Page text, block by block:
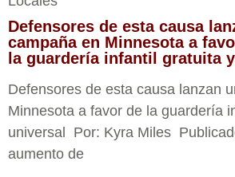
Defensores de esta causa
campaña en Minnesota a
la guardería infantil gratuita
Defensores de esta causa lanzan
Minnesota a favor de la guardería
universal Por: Kyra Miles
aumento de